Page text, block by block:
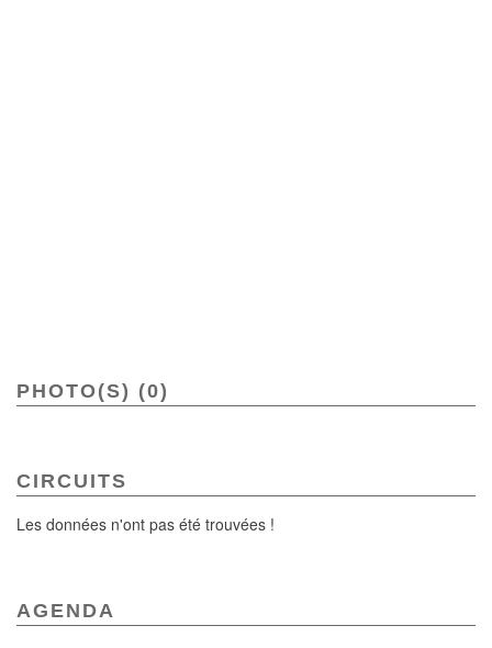
PHOTO(S) (0)
CIRCUITS
Les données n'ont pas été trouvées !
AGENDA